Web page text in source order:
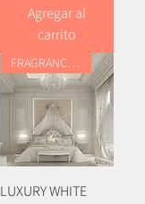
Agregar al
carrito
FRAGRANCE OIL
LUXURY WHITE